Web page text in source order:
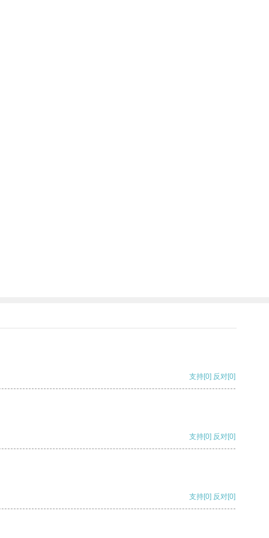
支持[0] 反对[0]
支持[0] 反对[0]
支持[0] 反对[0]